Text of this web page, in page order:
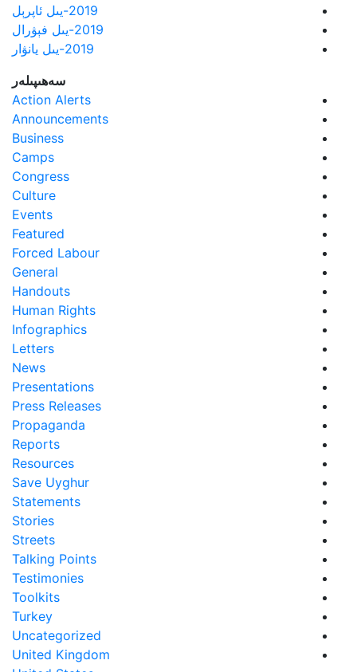
2019-يىل ئاپرېل
2019-يىل فېۋرال
2019-يىل يانۋار
سەھىپىلەر
Action Alerts
Announcements
Business
Camps
Congress
Culture
Events
Featured
Forced Labour
General
Handouts
Human Rights
Infographics
Letters
News
Presentations
Press Releases
Propaganda
Reports
Resources
Save Uyghur
Statements
Stories
Streets
Talking Points
Testimonies
Toolkits
Turkey
Uncategorized
United Kingdom